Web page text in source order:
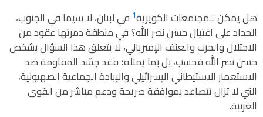
هل يمكن للمجتمعات الكويرية1 في لبنان، لا سيما في الجنوب،
الحداد على اغتيال حسن نصر الله؟ في منطقة دمرتها عقود من
الاحتلال والحرب والعنف الإمبريالي، لا يتعلق هذا السؤال بشخص
حسن نصر الله فحسب، بل بما يمثله؛ فقد جسّد المقاومة ضد
الاستعمار الاستيطاني الإسرائيلي والإبادة الجماعية الصهيونية،
التي لا تزال تتصاعد بموافقة صريحة ودعم مباشر من القوى
الغربية.